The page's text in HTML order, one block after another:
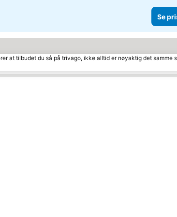
Se
at tilbudet du så på trivago, ikke alltid er nøyaktig det samme